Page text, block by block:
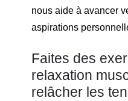
nous aide à avancer
aspirations
Faites des
relaxation
relâcher les